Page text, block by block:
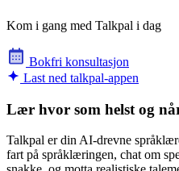
Kom i gang med Talkpal i dag
Bokfri konsultasjon
Last ned talkpal-appen
Lær hvor som helst og
Talkpal er din AI-drevne
fart på språklæringen, chat om